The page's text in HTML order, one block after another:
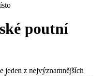
poutní
jeden z nejvýznamnějších